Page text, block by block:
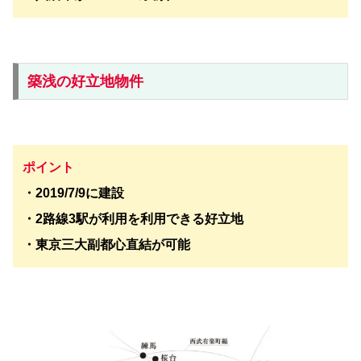
築浅の好立地物件
ポイント
・2019/7/9に建設
・2路線3駅が利用を利用できる好立地
・東京三大副都心直結が可能